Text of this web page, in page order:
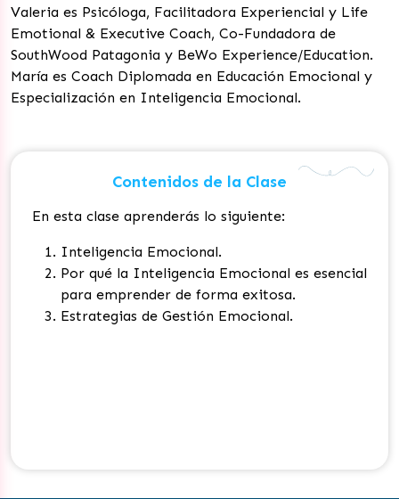
Valeria es Psicóloga, Facilitadora Experiencial y Life
Emotional & Executive Coach, Co-Fundadora de
SouthWood Patagonia y BeWo Experience/Education.
María es Coach Diplomada en Educación Emocional y
Especialización en Inteligencia Emocional.
Contenidos de la Clase
En esta clase aprenderás lo siguiente:
Inteligencia Emocional.
Por qué la Inteligencia Emocional es esencial
para emprender de forma exitosa.
Estrategias de Gestión Emocional.